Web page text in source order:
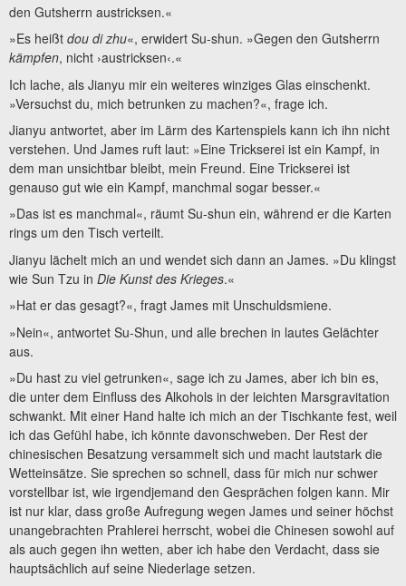
den Gutsherrn austricksen.«
»Es heißt dou di zhu«, erwidert Su-shun. »Gegen den Gutsherrn
kämpfen, nicht ›austricksen‹.«
Ich lache, als Jianyu mir ein weiteres winziges Glas einschenkt.
»Versuchst du, mich betrunken zu machen?«, frage ich.
Jianyu antwortet, aber im Lärm des Kartenspiels kann ich ihn nicht
verstehen. Und James ruft laut: »Eine Trickserei ist ein Kampf, in
dem man unsichtbar bleibt, mein Freund. Eine Trickserei ist
genauso gut wie ein Kampf, manchmal sogar besser.«
»Das ist es manchmal«, räumt Su-shun ein, während er die Karten
rings um den Tisch verteilt.
Jianyu lächelt mich an und wendet sich dann an James. »Du klingst
wie Sun Tzu in Die Kunst des Krieges.«
»Hat er das gesagt?«, fragt James mit Unschuldsmiene.
»Nein«, antwortet Su-Shun, und alle brechen in lautes Gelächter
aus.
»Du hast zu viel getrunken«, sage ich zu James, aber ich bin es,
die unter dem Einfluss des Alkohols in der leichten Marsgravitation
schwankt. Mit einer Hand halte ich mich an der Tischkante fest, weil
ich das Gefühl habe, ich könnte davonschweben. Der Rest der
chinesischen Besatzung versammelt sich und macht lautstark die
Wetteinsätze. Sie sprechen so schnell, dass für mich nur schwer
vorstellbar ist, wie irgendjemand den Gesprächen folgen kann. Mir
ist nur klar, dass große Aufregung wegen James und seiner höchst
unangebrachten Prahlerei herrscht, wobei die Chinesen sowohl auf
als auch gegen ihn wetten, aber ich habe den Verdacht, dass sie
hauptsächlich auf seine Niederlage setzen.